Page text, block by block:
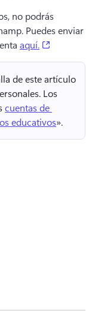
no podrás
Puedes enviar
aquí.
de este artículo
Los
cuentas de
educativos».